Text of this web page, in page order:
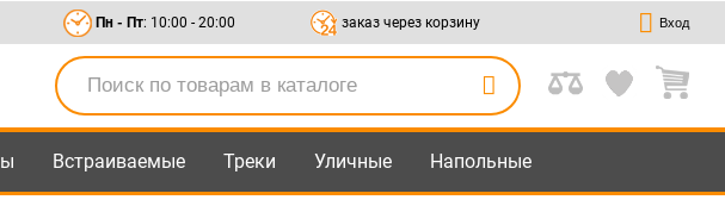
Пн - Пт: 10:00 - 20:00 заказ через корзину Вход
Встраиваемые Треки Уличные Напольные